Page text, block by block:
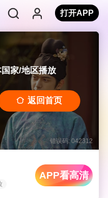
打开APP
家/地区播放
返回首页
错误码: 042312
APP看高清